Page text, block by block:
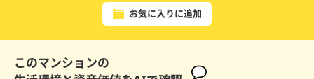
お気に入りに追加
このマンションの